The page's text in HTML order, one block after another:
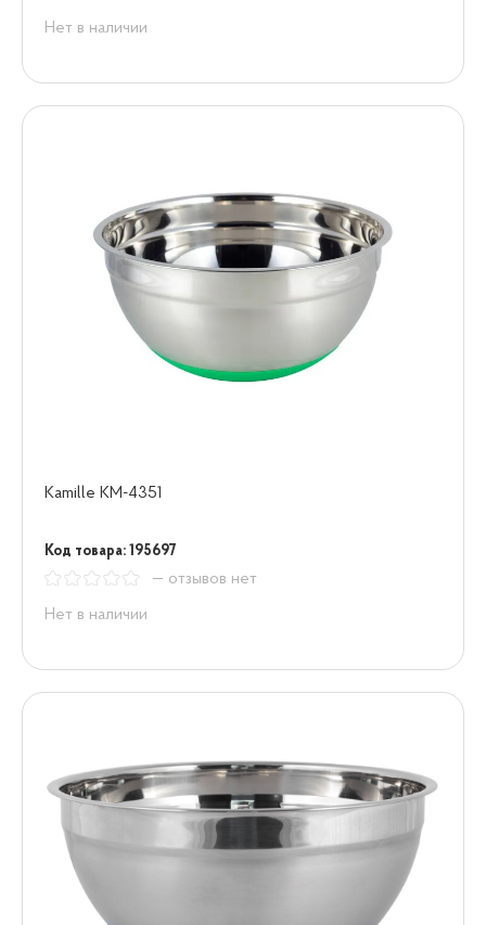
Нет в наличии
Kamille KM-4351
Код товара: 195697
— отзывов нет
Нет в наличии